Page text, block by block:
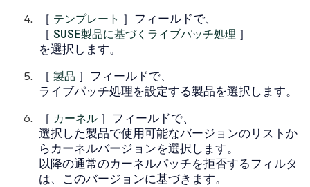
［ テンプレート ］フィールドで、
［ SUSE製品に基づくライブパッチ処理 ］
を選択します。
［ 製品 ］フィールドで、
ライブパッチ処理を設定する製品を選択します。
［ カーネル ］フィールドで、
選択した製品で使用可能なバージョンのリストか
らカーネルバージョンを選択します。
以降の通常のカーネルパッチを拒否するフィルタ
は、このバージョンに基づきます。